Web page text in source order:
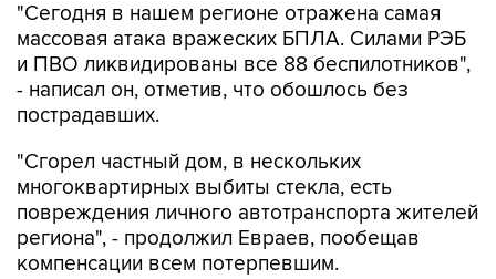
"Сегодня в нашем регионе отражена самая
массовая атака вражеских БПЛА. Силами РЭБ
и ПВО ликвидированы все 88 беспилотников",
- написал он, отметив, что обошлось без
пострадавших.
"Сгорел частный дом, в нескольких
многоквартирных выбиты стекла, есть
повреждения личного автотранспорта жителей
региона", - продолжил Евраев, пообещав
компенсации всем потерпевшим.